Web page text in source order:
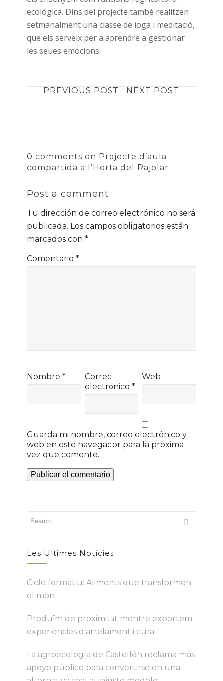
ecològica. Dins del projecte també realitzen
setmanalment una classe de ioga i meditació,
que els serveix per a aprendre a gestionar
les seues emocions.
PREVIOUS POST NEXT POST
0 comments on Projecte d’aula
compartida a l’Horta del Rajolar
Post a comment
Tu dirección de correo electrónico no será
publicada. Los campos obligatorios están
marcados con *
Comentario *
Nombre *
Correo
electrónico *
Web
Guarda mi nombre, correo electrónico y
web en este navegador para la próxima
vez que comente.
Les Ultimes Notícies
Cicle formatiu: Aliments que transformen
el món
Produïm de proximitat mentre exportem
experiències d’arrelament i cura
La agroecología de Castellón reclama más
apoyo público para convertirse en una